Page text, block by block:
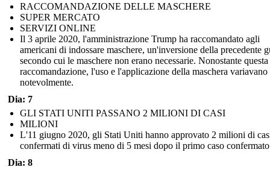
RACCOMANDAZIONE DELLE MASCHERE
SUPER MERCATO
SERVIZI ONLINE
Il 3 aprile 2020, l'amministrazione Trump ha raccomandato agli
americani di indossare maschere, un'inversione della precedente
secondo cui le maschere non erano necessarie. Nonostante questa
raccomandazione, l'uso e l'applicazione della maschera variavano
notevolmente.
Dia: 7
GLI STATI UNITI PASSANO 2 MILIONI DI CASI
MILIONI
L'11 giugno 2020, gli Stati Uniti hanno approvato 2 milioni di
confermati di virus meno di 5 mesi dopo il primo caso
Dia: 8